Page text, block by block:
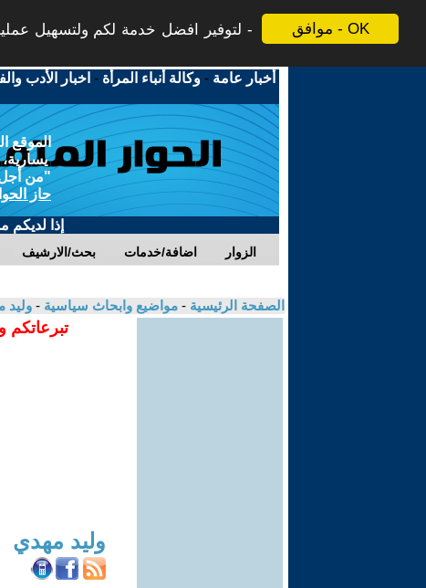
موافق - OK
لتوفير افضل خدمة لكم ولتسهيل
أخبار عامة -وكالة أنباء المرأة - اخبار الأدب
الموقع
يسارية،
"من أجل
حاز
إذا لديكم
بحث/الارشيف اضافة/خدمات الزوار
الصفحة الرئيسية - مواضيع وابحاث سياسية - وليد
تبرعاتكم
وليد مهدي